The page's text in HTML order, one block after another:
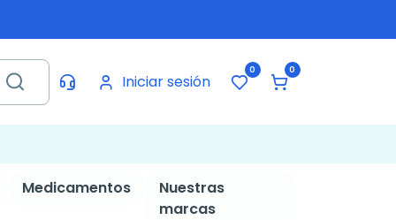
Iniciar sesión
0 0
Medicamentos
Nuestras
marcas